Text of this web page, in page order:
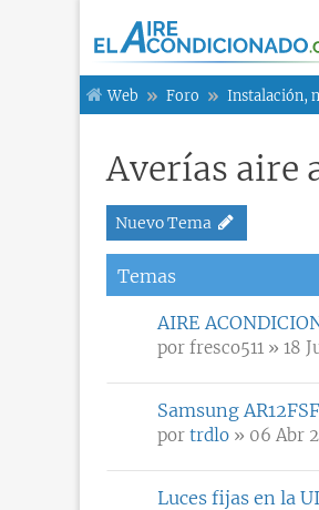
Web Foro Instalación,
Averías aire
Nuevo Tema
Temas
AIRE
por fresco511 » 18
Samsung
por trdlo » 06 Abr
Luces fijas en la